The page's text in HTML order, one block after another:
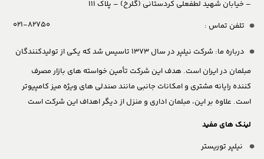
– خیابان شهید لطفعلی کردستانی (گلرخ) – پلاک 111
تلفن تماس :
021-82750
درباره ما:
شرکت نیلپر در سال 1373 تاسیس شد که یکی از تولیدکنندگان
مبلمان در ایران است. هدف این شرکت تأمین خواسته های بازار مصرف
کننده رایانه مشتری و امکانات جانبی مانند صندلی های ویژه میز کامپیوتر
است. علاوه بر این، مبلمان اداری و منزل از دیگر اهداف این شرکت است
لینک های مفید
نیلپر توریستر